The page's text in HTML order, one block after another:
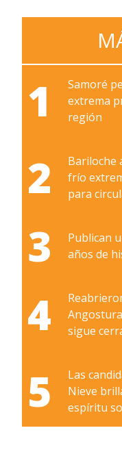
1
Samoré
extrema
región
2
Bariloche
frío
para
3
Publican
años de
4
sigue
5
Las
Nieve
espíritu